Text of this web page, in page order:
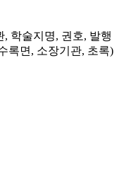
학술지명, 권호, 발행
록면, 소장기관, 초록)